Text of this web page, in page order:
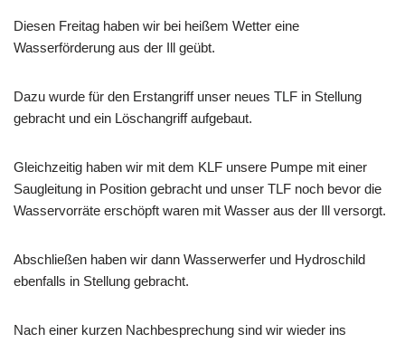
Diesen Freitag haben wir bei heißem Wetter eine
Wasserförderung aus der Ill geübt.
Dazu wurde für den Erstangriff unser neues TLF in Stellung
gebracht und ein Löschangriff aufgebaut.
Gleichzeitig haben wir mit dem KLF unsere Pumpe mit einer
Saugleitung in Position gebracht und unser TLF noch bevor die
Wasservorräte erschöpft waren mit Wasser aus der Ill versorgt.
Abschließen haben wir dann Wasserwerfer und Hydroschild
ebenfalls in Stellung gebracht.
Nach einer kurzen Nachbesprechung sind wir wieder ins